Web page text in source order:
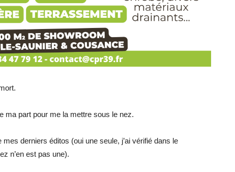
ma part pour me la mettre sous le nez.
derniers éditos (oui une seule, j’ai vérifié dans le
n’en est pas une).